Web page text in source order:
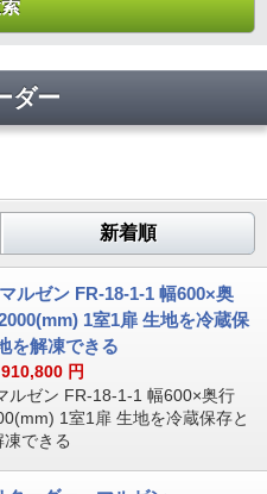
ダー
新着順
ルゼン FR-18-1-1 幅600×奥
1室1扉 生地を冷蔵保
を解凍できる
910,800 円
ルゼン FR-18-1-1 幅600×奥行
1室1扉 生地を冷蔵保存と
できる